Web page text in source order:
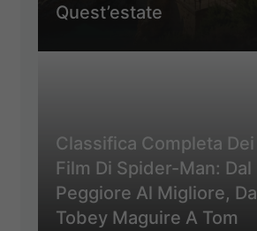
Quest’estate
Classifica Completa Dei
Film Di Spider-Man: Dal
Peggiore Al Migliore, Da
Tobey Maguire A Tom